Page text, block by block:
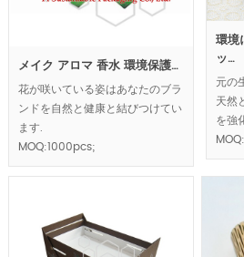
メイク アロマ 香水 環境保護…
花が咲いている姿はあなたのブラ
ンドを自然と健康と結びつけてい
ます.
MOQ:1000pcs;
環境
ッ…
元の
天然
を強